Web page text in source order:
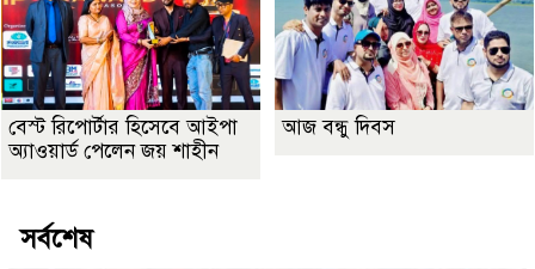
বেস্ট রিপোর্টার হিসেবে আইপা
অ্যাওয়ার্ড পেলেন জয় শাহীন
আজ বন্ধু দিবস
সর্বশেষ